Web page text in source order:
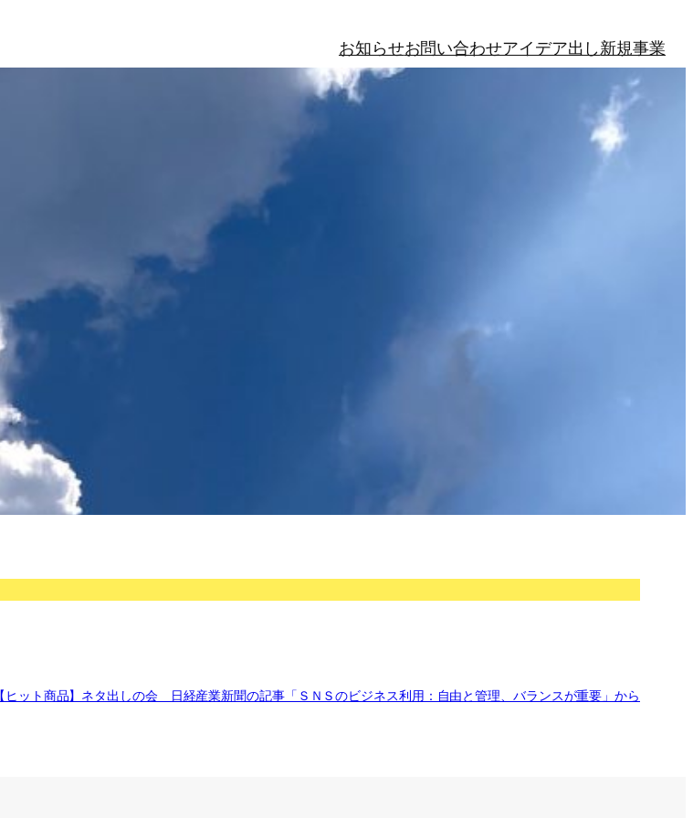
お知らせお問い合わせアイデア出し新規事業
【ヒット商品】ネタ出しの会 日経産業新聞の記事「ＳＮＳのビジネス利用：自由と管理、バランスが重要」から